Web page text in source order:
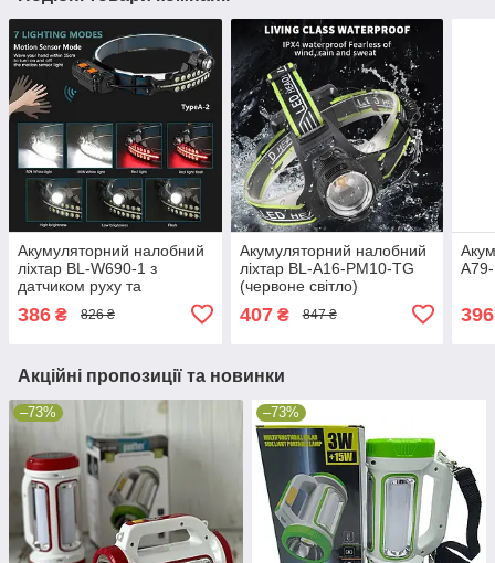
Акумуляторний налобний
ліхтар BL-W690-1 з
датчиком руху та
386 ₴ 826 ₴
Акумуляторний налобний
ліхтар BL-A16-PM10-TG
(червоне світло)
407₴ 847 ₴ 396
Акційні пропозиції та новинки
–73% –73%